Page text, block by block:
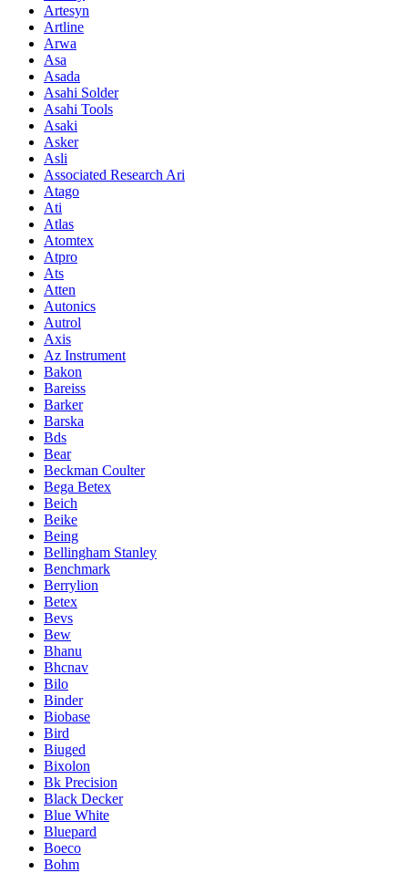
Artesyn
Artline
Arwa
Asa
Asada
Asahi Solder
Asahi Tools
Asaki
Asker
Asli
Associated Research Ari
Atago
Ati
Atlas
Atomtex
Atpro
Ats
Atten
Autonics
Autrol
Axis
Az Instrument
Bakon
Bareiss
Barker
Barska
Bds
Bear
Beckman Coulter
Bega Betex
Beich
Beike
Being
Bellingham Stanley
Benchmark
Berrylion
Betex
Bevs
Bew
Bhanu
Bhcnav
Bilo
Binder
Biobase
Bird
Biuged
Bixolon
Bk Precision
Black Decker
Blue White
Bluepard
Boeco
Bohm